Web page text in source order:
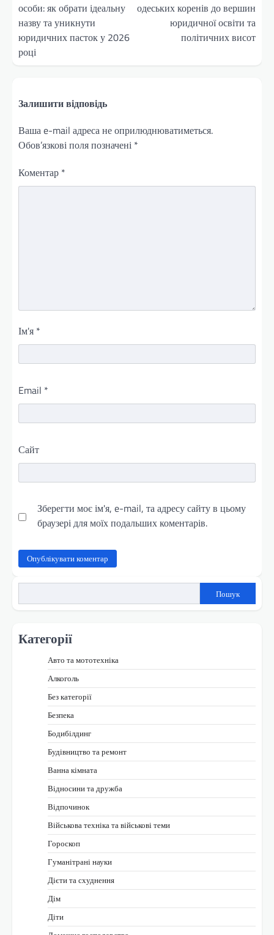
особи: як обрати ідеальну
назву та уникнути
юридичних пасток у 2026
році
одеських коренів до вершин
юридичної освіти та
політичних висот
Залишити відповідь
Ваша e-mail адреса не оприлюднюватиметься.
Обов’язкові поля позначені *
Коментар *
Ім'я *
Email *
Сайт
Зберегти моє ім'я, e-mail, та адресу сайту в цьому
браузері для моїх подальших коментарів.
Пошук
Категорії
Авто та мототехніка
Алкоголь
Без категорії
Безпека
Бодибілдинг
Будівництво та ремонт
Ванна кімната
Відносини та дружба
Відпочинок
Військова техніка та військові теми
Гороскоп
Гуманітрані науки
Дієти та схуднення
Дім
Діти